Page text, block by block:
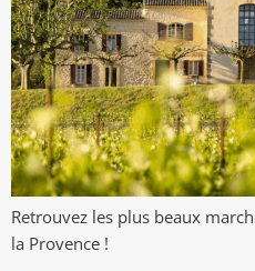
Retrouvez les plus beaux
la Provence !